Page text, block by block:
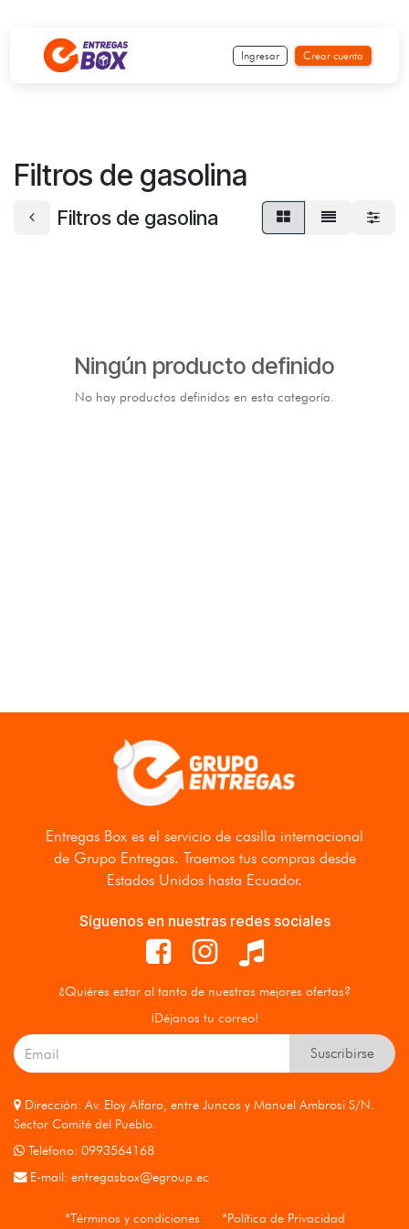
Ingresar Crear cuenta
Filtros de gasolina
Filtros de gasolina
Ningún producto definido
No hay productos definidos en esta categoría.
Entregas Box es el servicio de casilla internacional
de Grupo Entregas. Traemos tus compras desde
Estados Unidos hasta Ecuador.
Síguenos en nuestras redes sociales
¿Quiéres estar al tanto de nuestras mejores ofertas?
¡Déjanos tu correo!
Suscribirse
Dirección: Av. Eloy Alfaro, entre Juncos y Manuel Ambrosi S/N.
Sector Comité del Pueblo.
Teléfono: 0993564168
E-mail: entregasbox@egroup.ec
*Términos y condiciones *Política de Privacidad